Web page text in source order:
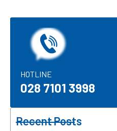
HOTLINE​
028 7101 3998
Recent Posts